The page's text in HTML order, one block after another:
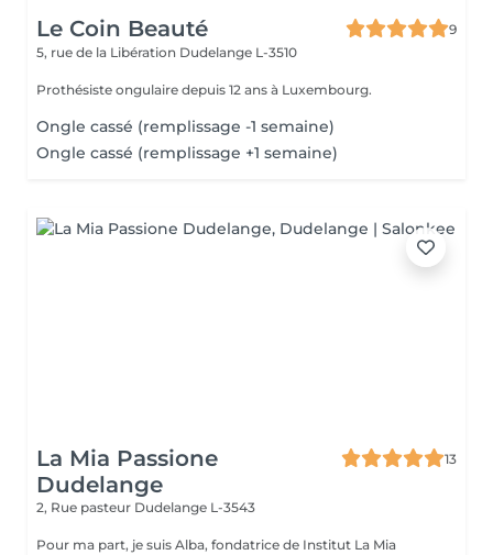
Le Coin Beauté
9
5, rue de la Libération Dudelange L-3510
Prothésiste ongulaire depuis 12 ans à Luxembourg.
Ongle cassé (remplissage -1 semaine)
Ongle cassé (remplissage +1 semaine)
La Mia Passione
Dudelange
13
2, Rue pasteur Dudelange L-3543
Pour ma part, je suis Alba, fondatrice de Institut La Mia